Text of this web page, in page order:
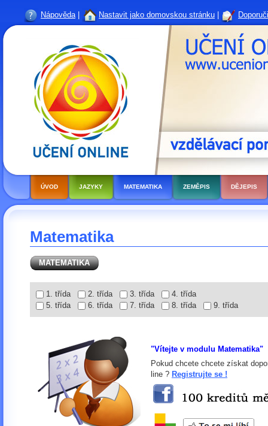
Nápověda| Nastavit jako domovskou stránku
ÚVOD JAZYKY MATEMATIKA ZEMĚPIS DĚJEPIS
Matematika
MATEMATIKA
1. třída 2. třída 3. třída
4. třída
5. třída
6. třída 7. třída 8. třída 9. třída
"Vítejte v modulu Matematika"
Pokud chcete chcete získat
line ? Registrujte se !